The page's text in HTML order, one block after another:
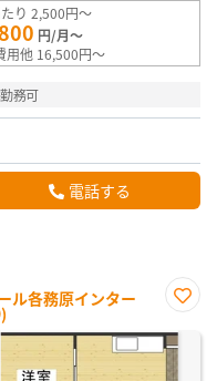
り 2,500円～
円/月～
用他 16,500円～
務可
電話する
ル各務原インター
に入
り登
録